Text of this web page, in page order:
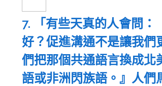
7. 「有些天真的人會問
好？促進溝通不是讓我們
們把那個共通語言換成北
語或非洲閃族語。』人們